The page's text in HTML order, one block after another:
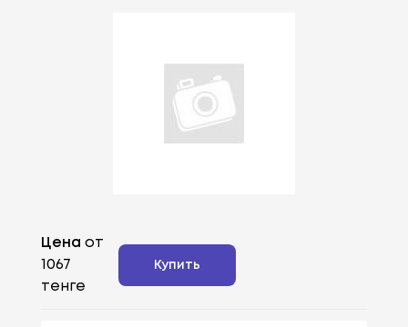
Цена от
1067
тенге
Купить